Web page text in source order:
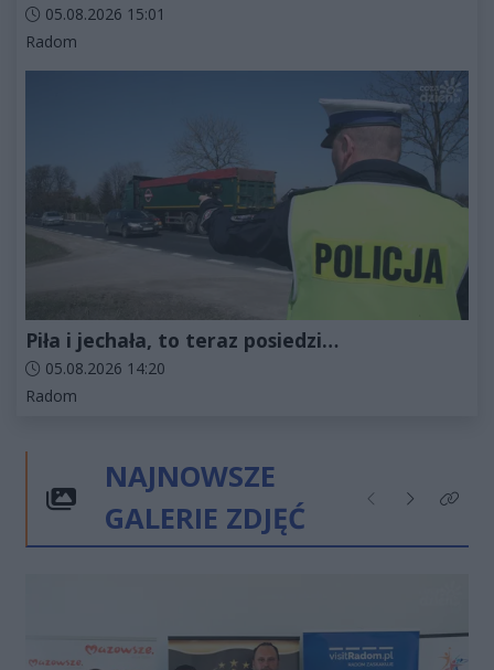
Data dodania artykułu:
05.08.2026 15:01
Kategorie artykułu:
Radom
Piła i jechała, to teraz posiedzi…
Data dodania artykułu:
05.08.2026 14:20
Kategorie artykułu:
Radom
NAJNOWSZE
GALERIE ZDJĘĆ
Poprzednie
NastępneKliknij